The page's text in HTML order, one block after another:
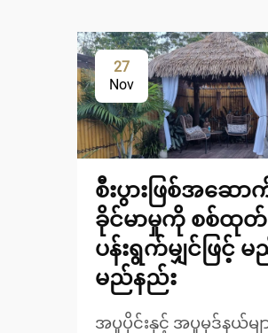
27
Nov
စီးပွားဖြစ်အဆေ
ခိုင်မာမှုကို စစ်ထုတ်
ပန်းရွက်မျှင်ဖြင့်
မည်နည်း
အပူပိုင်းနှင့် အပူမုဒ်နယ်များ